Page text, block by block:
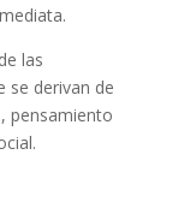
las
se derivan de
pensamiento
social.